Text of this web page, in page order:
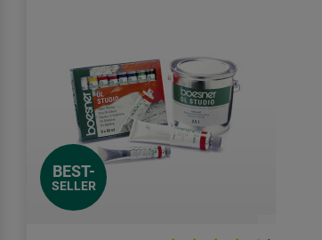
BEST-
SELLER